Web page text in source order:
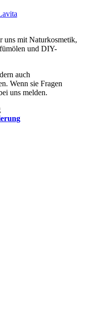
uns mit Naturkosmetik,
und DIY-
auch
Wenn sie Fragen
uns melden.